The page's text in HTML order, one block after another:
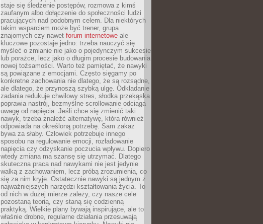
staje się śledzenie postępów, rozmowa z kimś
zaufanym albo dołączenie do społeczności ludzi
pracujących nad podobnym celem. Dla niektórych
takim wsparciem może być trener, grupa
znajomych czy nawet forum internetowe ale
kluczowe pozostaje jedno: trzeba nauczyć się
myśleć o zmianie nie jako o pojedynczym sukcesie
lub porażce, lecz jako o długim procesie budowania
nowej tożsamości. Warto też pamiętać, że nawyki
są powiązane z emocjami. Często sięgamy po
konkretne zachowania nie dlatego, że są rozsądne,
ale dlatego, że przynoszą szybką ulgę. Odkładanie
zadania redukuje chwilowy stres, słodka przekąska
poprawia nastrój, bezmyślne scrollowanie odciąga
uwagę od napięcia. Jeśli chce się zmienić taki
nawyk, trzeba znaleźć alternatywę, która również
odpowiada na określoną potrzebę. Sam zakaz
bywa za słaby. Człowiek potrzebuje innego
sposobu na regulowanie emocji, rozładowanie
napięcia czy odzyskanie poczucia wpływu. Dopiero
wtedy zmiana ma szansę się utrzymać. Dlatego
skuteczna praca nad nawykami nie jest jedynie
walką z zachowaniem, lecz próbą zrozumienia, co
się za nim kryje. Ostatecznie nawyki są jednym z
najważniejszych narzędzi kształtowania życia. To
od nich w dużej mierze zależy, czy nasze cele
pozostaną teorią, czy staną się codzienną
praktyką. Wielkie plany bywają inspirujące, ale to
właśnie drobne, regularne działania przesuwają